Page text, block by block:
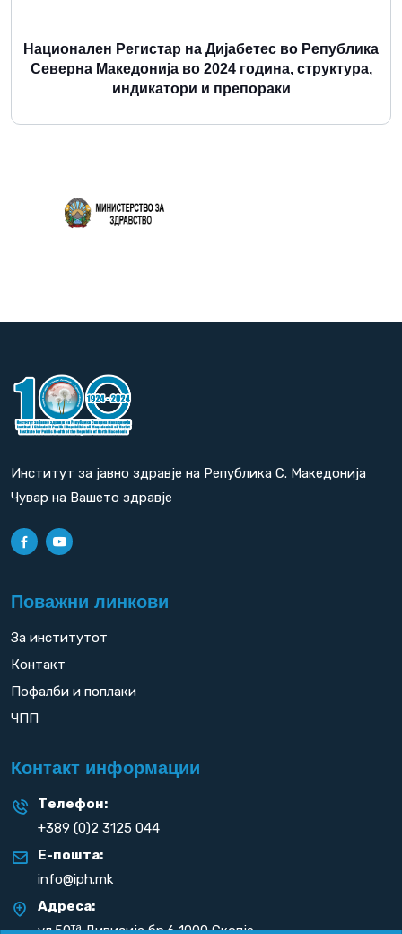
Национален Регистар на Дијабетес во Република
Северна Македонија во 2024 година, структура,
индикатори и препораки
Институт за јавно здравје на Република С. Македонија
Чувар на Вашето здравје
Поважни линкови
За институтот
Контакт
Пофалби и поплаки
ЧПП
Контакт информации
Телефон:
+389 (0)2 3125 044
Е-пошта:
info@iph.mk
Адреса:
ул.50таДивизија бр.6 1000 Скопје